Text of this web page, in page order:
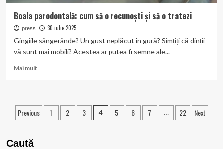
Boala parodontală: cum să o recunoști și să o tratezi
press 30 iulie 2025
Gingiile sângerânde? Un gust neplăcut în gură? Simțiți că dinții
vă sunt mai mobili? Acestea ar putea fi semne ale...
Mai multRead
parodontală:
cum
Paginație
Previous 1 2 3 4 5 6 7 … 22 Next
Caută